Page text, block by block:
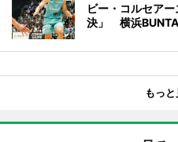
ビー・コルセア
決」 横浜
もっ